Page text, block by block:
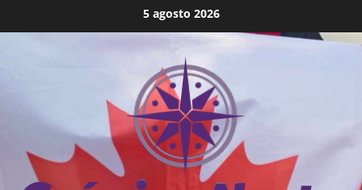
al
5 agosto 2026